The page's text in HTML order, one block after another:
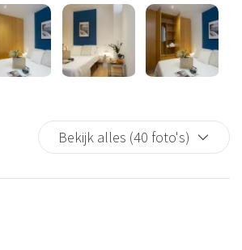
Bekijk alles (40 foto's)